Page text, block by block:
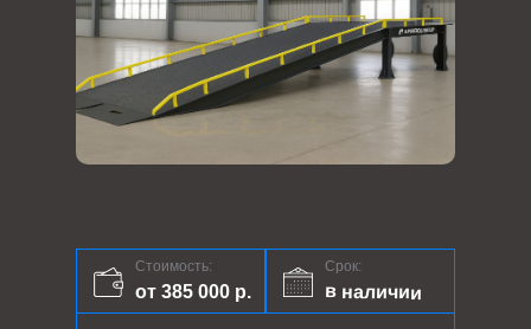
Срок:
в наличии
Стоимость:
от 385 000 р.